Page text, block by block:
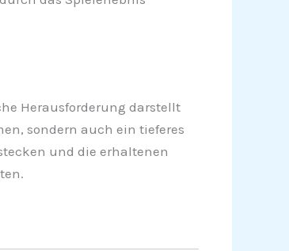
Herausforderung darstellt
sondern auch ein tieferes
und die erhaltenen